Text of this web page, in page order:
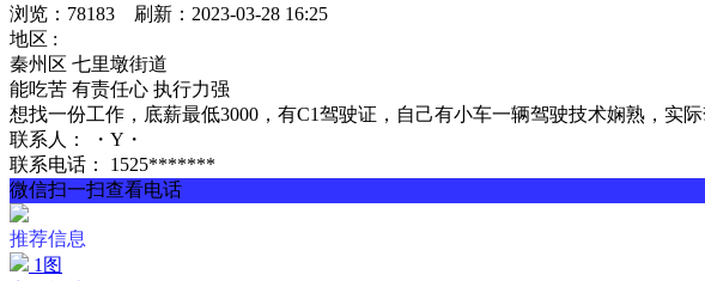
浏览：78183 刷新：2023-03-28 16:25
地区 :
秦州区 七里墩街道
能吃苦 有责任心 执行力强
想找一份工作，底薪最低3000，有C1驾驶证，自己有小车一辆驾驶技术娴熟，实
联系人：
・Y・
联系电话：
1525*******
微信扫一扫查看电话
推荐信息
1图